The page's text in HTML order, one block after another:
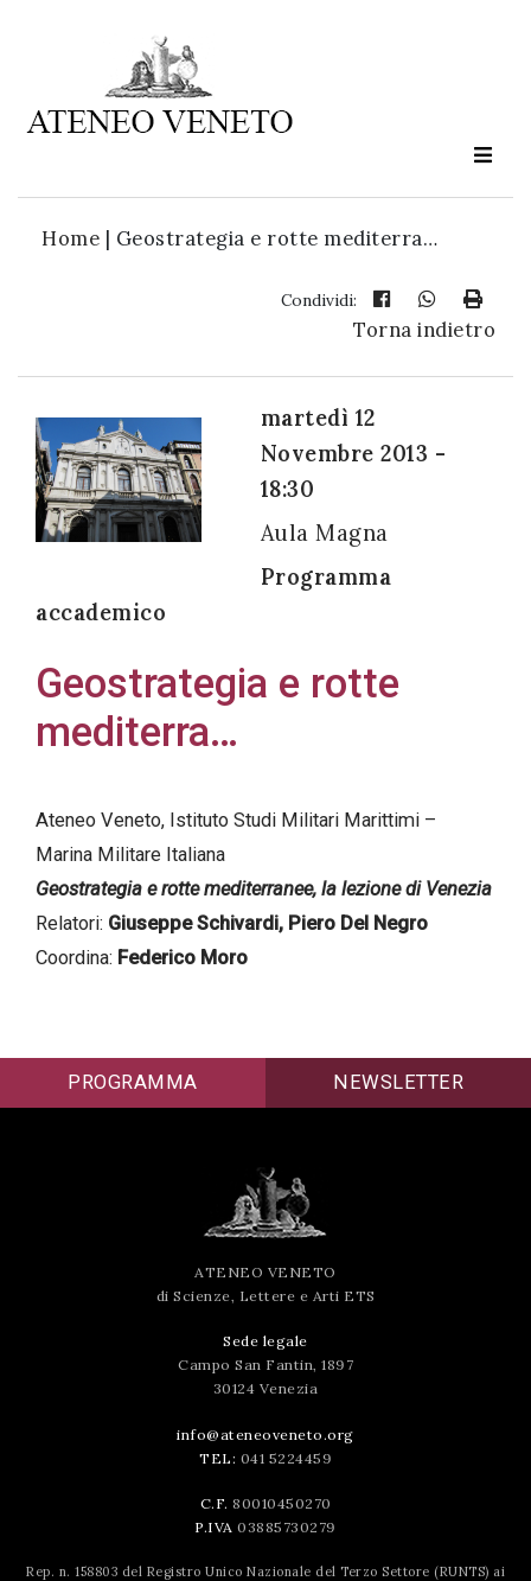
Home | Geostrategia e rotte mediterra…
Condividi:
Torna indietro
martedì 12
Novembre 2013 -
18:30
Aula Magna
Programma
accademico
Geostrategia e rotte
mediterra…
Ateneo Veneto, Istituto Studi Militari Marittimi –
Marina Militare Italiana
Geostrategia e rotte mediterranee, la lezione di Venezia
Relatori: Giuseppe Schivardi, Piero Del Negro
Coordina: Federico Moro
Ateneo
è
cultura
newsletter:
Acconsento
all'uso dei
miei dati
con il
decreto
legislativo
196/03
avvenuta con
successo!
PROGRAMMA NEWSLETTER
ATENEO VENETO
di Scienze, Lettere e Arti ETS
Sede legale
Campo San Fantin, 1897
30124 Venezia
info@ateneoveneto.org
TEL: 041 5224459
C.F. 80010450270
P.IVA 03885730279
Rep. n. 158803 del Registro Unico Nazionale del Terzo Settore (RUNTS) ai